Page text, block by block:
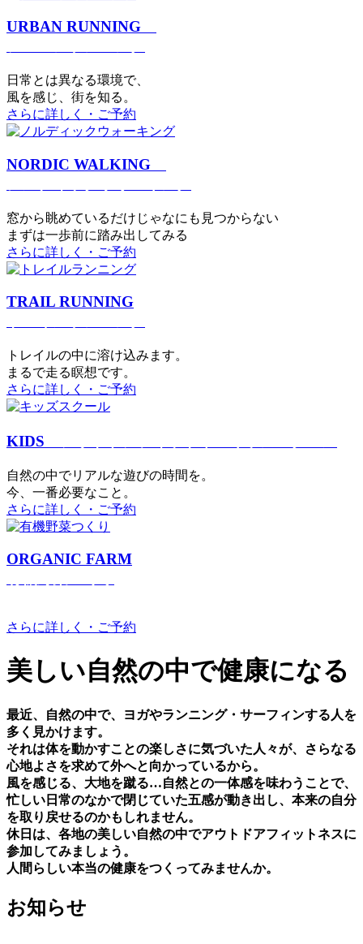
URBAN RUNNING
日常とは異なる環境で、
風を感じ、街を知る。
さらに詳しく・ご予約
NORDIC WALKING
窓から眺めているだけじゃなにも見つからない
まずは一歩前に踏み出してみる
さらに詳しく・ご予約
TRAIL RUNNING
トレイルの中に溶け込みます。
まるで⾛る瞑想です。
さらに詳しく・ご予約
KIDS
⾃然の中でリアルな遊びの時間を。
今、⼀番必要なこと。
さらに詳しく・ご予約
ORGANIC FARM
さらに詳しく・ご予約
美しい⾃然の中で健康になる
最近、⾃然の中で、ヨガやランニング・サーフィンする⼈を
多く⾒かけます。
それは体を動かすことの楽しさに気づいた⼈々が、さらなる
⼼地よさを求めて外へと向かっているから。
⾵を感じる、⼤地を蹴る…⾃然との⼀体感を味わうことで、
忙しい⽇常のなかで閉じていた五感が動き出し、本来の⾃分
を取り戻せるのかもしれません。
休⽇は、各地の美しい⾃然の中でアウトドアフィットネスに
参加してみましょう。
⼈間らしい本当の健康をつくってみませんか。
お知らせ